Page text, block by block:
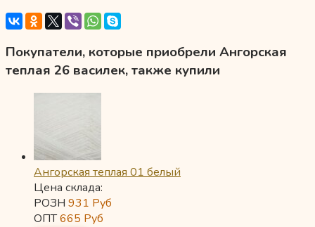
Покупатели, которые приобрели Ангорская
теплая 26 василек, также купили
Ангорская теплая 01 белый
Цена склада:
РОЗН 931 Руб
ОПТ665 Руб